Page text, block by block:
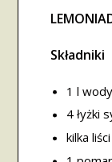
Składniki
1 l
4 łyżki
kilka